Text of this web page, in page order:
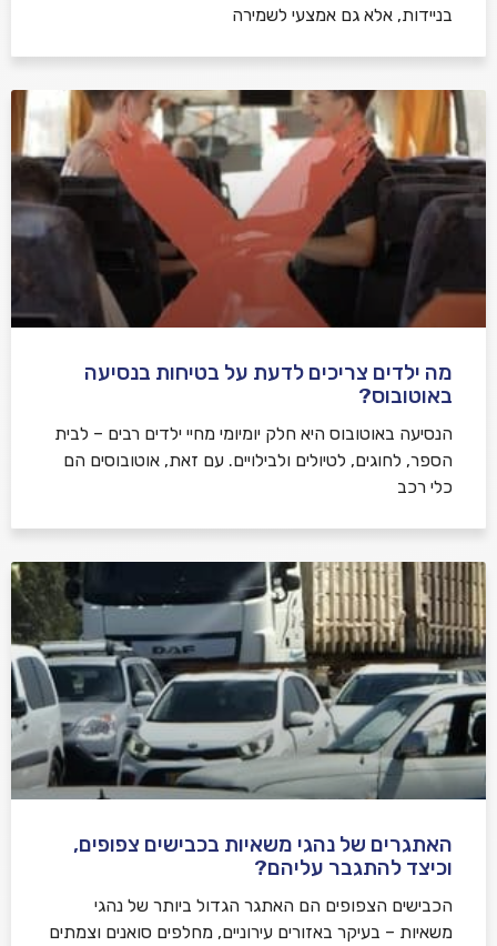
בניידות, אלא גם אמצעי לשמירה
מה ילדים צריכים לדעת על בטיחות בנסיעה
באוטובוס?
הנסיעה באוטובוס היא חלק יומיומי מחיי ילדים רבים – לבית
הספר, לחוגים, לטיולים ולבילויים. עם זאת, אוטובוסים הם
כלי רכב
האתגרים של נהגי משאיות בכבישים צפופים,
וכיצד להתגבר עליהם?
הכבישים הצפופים הם האתגר הגדול ביותר של נהגי
משאיות – בעיקר באזורים עירוניים, מחלפים סואנים וצמתים